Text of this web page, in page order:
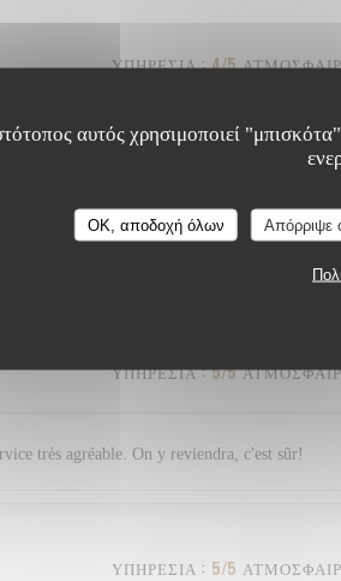
αυτός χρησιμοποιεί
OK, αποδοχή όλων Απόρριψε
ΥΠΗΡΕΣΊΑ: 4/5
plaisir
ΥΠΗΡΕΣΊΑ: 5/5
très agréable. On y reviendra, c'est sûr!
ΥΠΗΡΕΣΊΑ : 5/5